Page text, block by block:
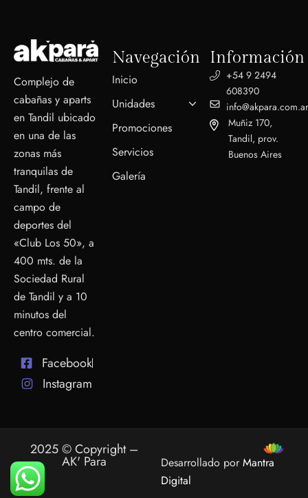
Complejo de
cabañas y aparts
en Tandil ubicado
en una de las
zonas más
tranquilas de
Tandil, frente al
campo de
deportes del
«Club Los 50», a
400 mts. de la
Sociedad Rural
de Tandil y a 10
minutos del
centro comercial.
Facebook
Instagram
Navegación
Inicio
Unidades
Promociones
Servicios
Galería
Información
+54 9 2494
608390
Muñiz 170,
Tandil, prov.
Buenos Aires
2025 © Copyright –
AK' Para Desarrollado por Mantra
Digital